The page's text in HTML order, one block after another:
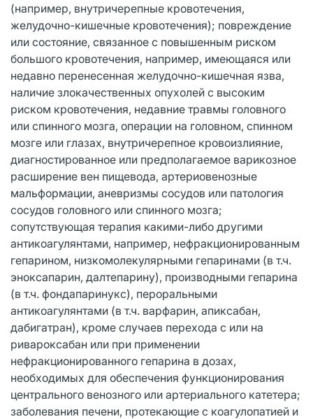
(например, внутричерепные кровотечения,
желудочно-кишечные кровотечения); повреждение
или состояние, связанное с повышенным риском
большого кровотечения, например, имеющаяся или
недавно перенесенная желудочно-кишечная язва,
наличие злокачественных опухолей с высоким
риском кровотечения, недавние травмы головного
или спинного мозга, операции на головном, спинном
мозге или глазах, внутричерепное кровоизлияние,
диагностированное или предполагаемое варикозное
расширение вен пищевода, артериовенозные
мальформации, аневризмы сосудов или патология
сосудов головного или спинного мозга;
сопутствующая терапия какими-либо другими
антикоагулянтами, например, нефракционированным
гепарином, низкомолекулярными гепаринами (в т.ч.
эноксапарин, далтепарину), производными гепарина
(в т.ч. фондапаринукс), пероральными
антикоагулянтами (в т.ч. варфарин, апиксабан,
дабигатран), кроме случаев перехода с или на
ривароксабан или при применении
нефракционированного гепарина в дозах,
необходимых для обеспечения функционирования
центрального венозного или артериального катетера;
заболевания печени, протекающие с коагулопатией и